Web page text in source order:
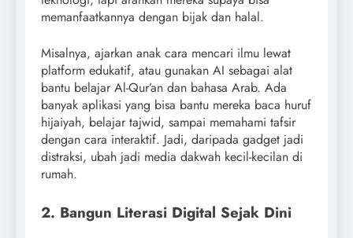
memanfaatkannya dengan bijak dan halal.
Misalnya, ajarkan anak cara mencari ilmu lewat
platform edukatif, atau gunakan AI sebagai alat
bantu belajar Al-Qur’an dan bahasa Arab. Ada
banyak aplikasi yang bisa bantu mereka baca huruf
hijaiyah, belajar tajwid, sampai memahami tafsir
dengan cara interaktif. Jadi, daripada gadget jadi
distraksi, ubah jadi media dakwah kecil-kecilan di
rumah.
2. Bangun Literasi Digital Sejak Dini